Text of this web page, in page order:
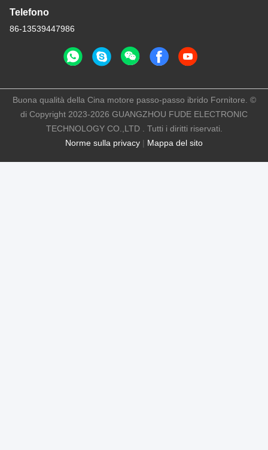
Telefono
86-13539447986
Norme sulla privacy | Mappa del sito
Buona qualità della Cina motore passo-passo ibrido Fornitore. ©
di Copyright 2023-2026 GUANGZHOU FUDE ELECTRONIC
TECHNOLOGY CO.,LTD . Tutti i diritti riservati.